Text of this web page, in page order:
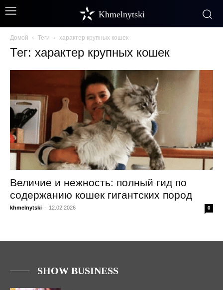
Khmelnytski
Домой Теги характер крупных кошек
Тег: характер крупных кошек
Величие и нежность: полный гид по
содержанию кошек гигантских пород
khmelnytski - 12.02.2026 0
SHOW BUSINESS